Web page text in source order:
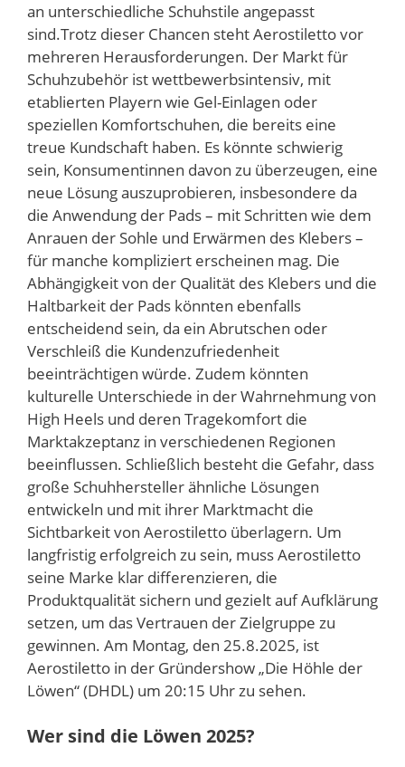
an unterschiedliche Schuhstile angepasst
sind.Trotz dieser Chancen steht Aerostiletto vor
mehreren Herausforderungen. Der Markt für
Schuhzubehör ist wettbewerbsintensiv, mit
etablierten Playern wie Gel-Einlagen oder
speziellen Komfortschuhen, die bereits eine
treue Kundschaft haben. Es könnte schwierig
sein, Konsumentinnen davon zu überzeugen, eine
neue Lösung auszuprobieren, insbesondere da
die Anwendung der Pads – mit Schritten wie dem
Anrauen der Sohle und Erwärmen des Klebers –
für manche kompliziert erscheinen mag. Die
Abhängigkeit von der Qualität des Klebers und die
Haltbarkeit der Pads könnten ebenfalls
entscheidend sein, da ein Abrutschen oder
Verschleiß die Kundenzufriedenheit
beeinträchtigen würde. Zudem könnten
kulturelle Unterschiede in der Wahrnehmung von
High Heels und deren Tragekomfort die
Marktakzeptanz in verschiedenen Regionen
beeinflussen. Schließlich besteht die Gefahr, dass
große Schuhhersteller ähnliche Lösungen
entwickeln und mit ihrer Marktmacht die
Sichtbarkeit von Aerostiletto überlagern. Um
langfristig erfolgreich zu sein, muss Aerostiletto
seine Marke klar differenzieren, die
Produktqualität sichern und gezielt auf Aufklärung
setzen, um das Vertrauen der Zielgruppe zu
gewinnen. Am Montag, den 25.8.2025, ist
Aerostiletto in der Gründershow „Die Höhle der
Löwen“ (DHDL) um 20:15 Uhr zu sehen.
Wer sind die Löwen 2025?